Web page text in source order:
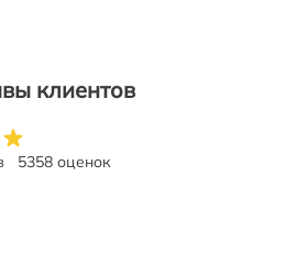
клиентов
5358 оценок